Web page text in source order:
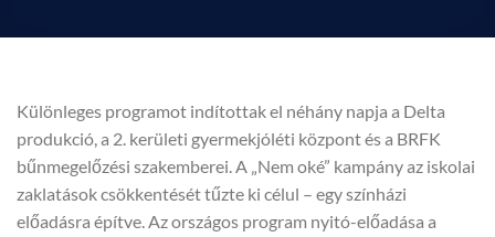
Különleges programot indítottak el néhány napja a Delta
produkció, a 2. kerületi gyermekjóléti központ és a BRFK
bűnmegelőzési szakemberei. A „Nem oké” kampány az iskolai
zaklatások csökkentését tűzte ki célul – egy színházi
előadásra építve. Az országos program nyitó-előadása a